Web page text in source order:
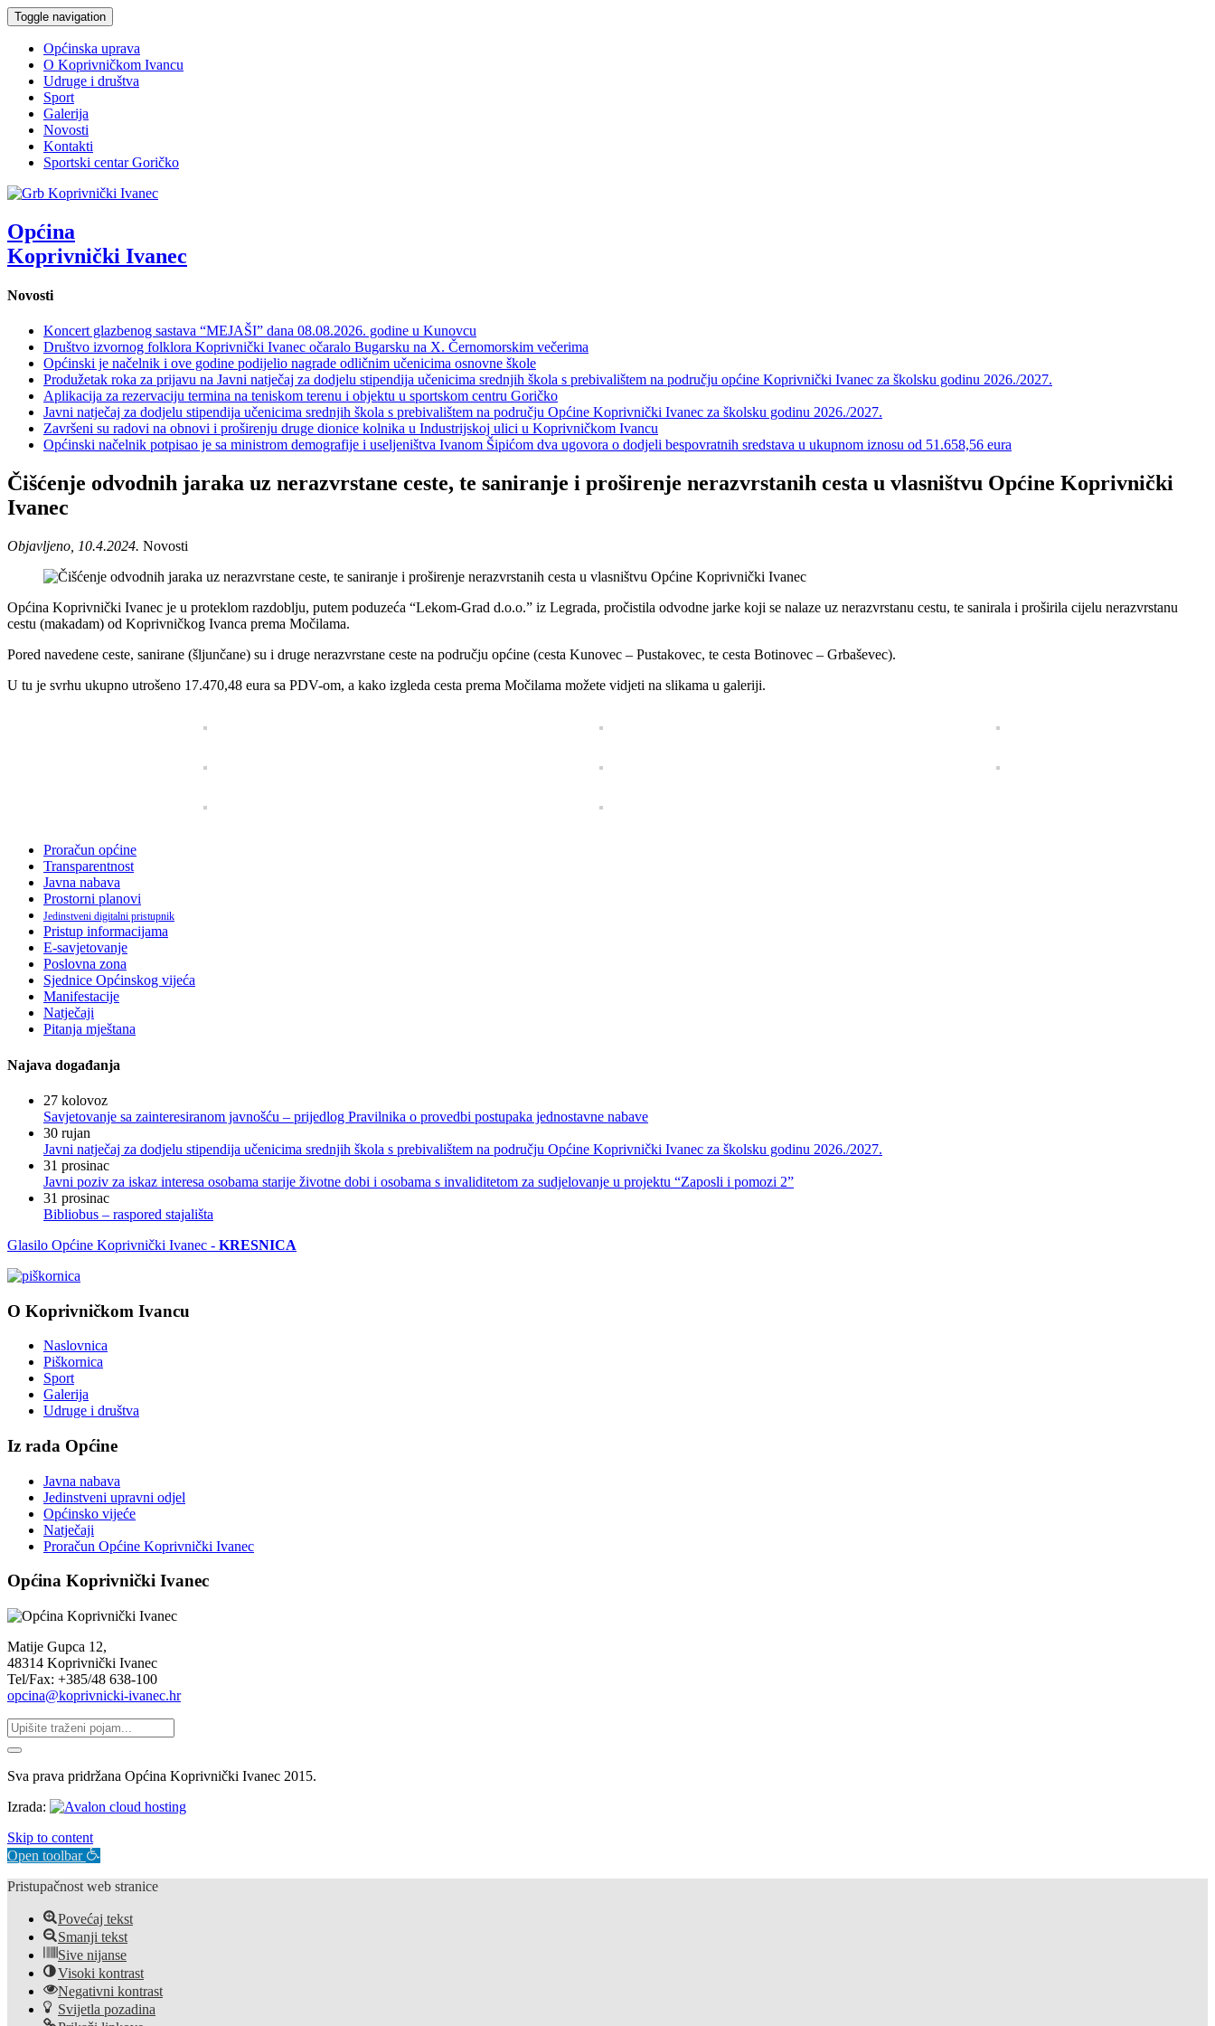
Toggle navigation
Općinska uprava
O Koprivničkom Ivancu
Udruge i društva
Sport
Galerija
Novosti
Kontakti
Sportski centar Goričko
Općina
Koprivnički Ivanec
Novosti
Koncert glazbenog sastava “MEJAŠI” dana 08.08.2026. godine u Kunovcu
Društvo izvornog folklora Koprivnički Ivanec očaralo Bugarsku na X. Černomorskim večerima
Općinski je načelnik i ove godine podijelio nagrade odličnim učenicima osnovne škole
Produžetak roka za prijavu na Javni natječaj za dodjelu stipendija učenicima srednjih škola s prebivalištem na području općine Koprivnički Ivanec za školsku godinu 2026./2027.
Aplikacija za rezervaciju termina na teniskom terenu i objektu u sportskom centru Goričko
Javni natječaj za dodjelu stipendija učenicima srednjih škola s prebivalištem na području Općine Koprivnički Ivanec za školsku godinu 2026./2027.
Završeni su radovi na obnovi i proširenju druge dionice kolnika u Industrijskoj ulici u Koprivničkom Ivancu
Općinski načelnik potpisao je sa ministrom demografije i useljeništva Ivanom Šipićom dva ugovora o dodjeli bespovratnih sredstava u ukupnom iznosu od 51.658,56 eura
Čišćenje odvodnih jaraka uz nerazvrstane ceste, te saniranje i proširenje nerazvrstanih cesta u vlasništvu Općine Koprivnički
Ivanec
Objavljeno, 10.4.2024. Novosti
Općina Koprivnički Ivanec je u proteklom razdoblju, putem poduzeća “Lekom-Grad d.o.o.” iz Legrada, pročistila odvodne jarke koji se nalaze uz nerazvrstanu cestu, te sanirala i proširila cijelu nerazvrstanu
cestu (makadam) od Koprivničkog Ivanca prema Močilama.
Pored navedene ceste, sanirane (šljunčane) su i druge nerazvrstane ceste na području općine (cesta Kunovec – Pustakovec, te cesta Botinovec – Grbaševec).
U tu je svrhu ukupno utrošeno 17.470,48 eura sa PDV-om, a kako izgleda cesta prema Močilama možete vidjeti na slikama u galeriji.
Proračun općine
Transparentnost
Javna nabava
Prostorni planovi
Jedinstveni digitalni pristupnik
Pristup informacijama
E-savjetovanje
Poslovna zona
Sjednice Općinskog vijeća
Manifestacije
Natječaji
Pitanja mještana
Najava događanja
27 kolovoz
Savjetovanje sa zainteresiranom javnošću – prijedlog Pravilnika o provedbi postupaka jednostavne nabave
30 rujan
Javni natječaj za dodjelu stipendija učenicima srednjih škola s prebivalištem na području Općine Koprivnički Ivanec za školsku godinu 2026./2027.
31 prosinac
Javni poziv za iskaz interesa osobama starije životne dobi i osobama s invaliditetom za sudjelovanje u projektu “Zaposli i pomozi 2”
31 prosinac
Bibliobus – raspored stajališta
Glasilo Općine Koprivnički Ivanec - KRESNICA
O Koprivničkom Ivancu
Naslovnica
Piškornica
Sport
Galerija
Udruge i društva
Iz rada Općine
Javna nabava
Jedinstveni upravni odjel
Općinsko vijeće
Natječaji
Proračun Općine Koprivnički Ivanec
Općina Koprivnički Ivanec
Matije Gupca 12,
48314 Koprivnički Ivanec
Tel/Fax: +385/48 638-100
opcina@koprivnicki-ivanec.hr
Sva prava pridržana Općina Koprivnički Ivanec 2015.
Izrada:
Skip to content
Open toolbar
Pristupačnost web stranice
Povećaj tekst
Smanji tekst
Sive nijanse
Visoki kontrast
Negativni kontrast
Svijetla pozadina